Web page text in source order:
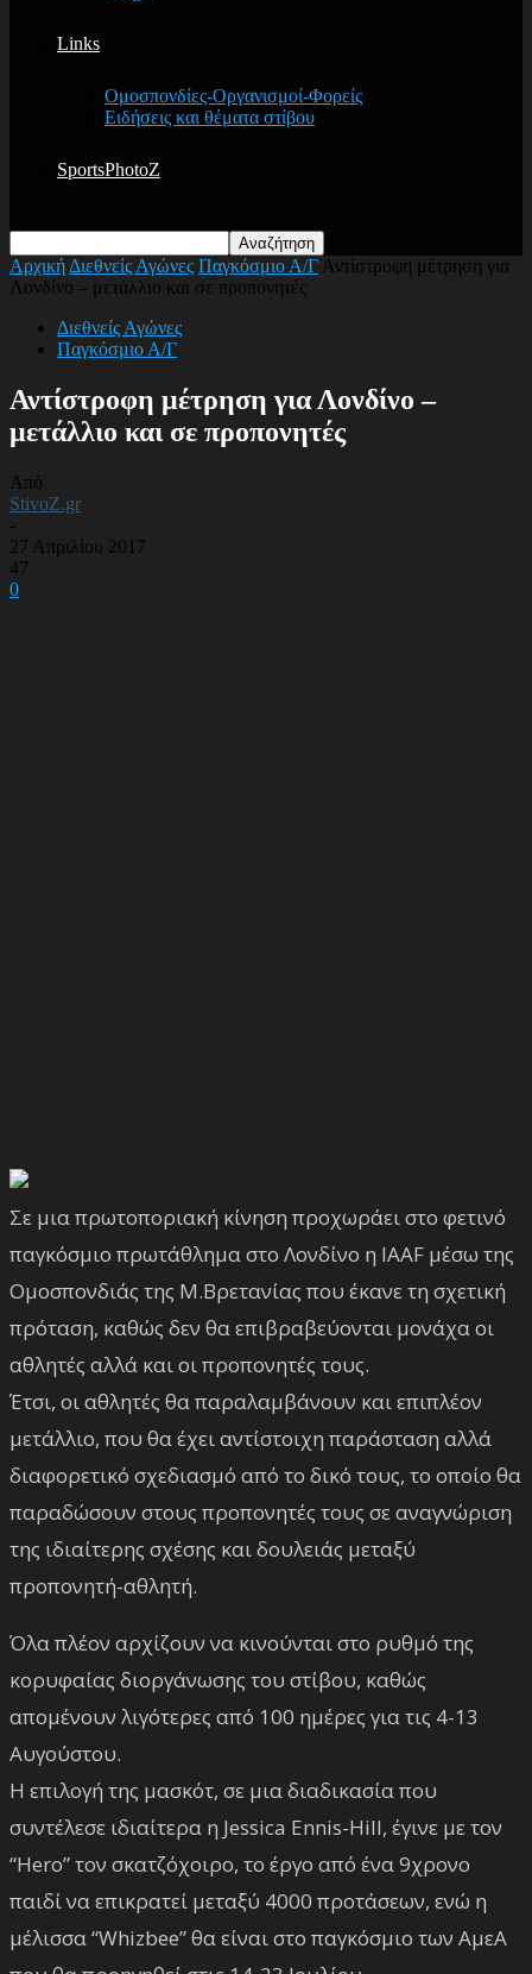
Links
Ομοσπονδίες-Οργανισμοί-Φορείς
Ειδήσεις και θέματα στίβου
SportsPhotoZ
Αρχική Διεθνείς Αγώνες Παγκόσμιο Α/Γ Αντίστροφη μέτρηση για
Λονδίνο – μετάλλιο και σε προπονητές
Διεθνείς Αγώνες
Παγκόσμιο Α/Γ
Αντίστροφη μέτρηση για Λονδίνο –
μετάλλιο και σε προπονητές
Από
StivoZ.gr
-
27 Απριλίου 2017
47
0
Σε μια πρωτοποριακή κίνηση προχωράει στο φετινό
παγκόσμιο πρωτάθλημα στο Λονδίνο η IAAF μέσω της
Ομοσπονδιάς της Μ.Βρετανίας που έκανε τη σχετική
πρόταση, καθώς δεν θα επιβραβεύονται μονάχα οι
αθλητές αλλά και οι προπονητές τους.
Έτσι, οι αθλητές θα παραλαμβάνουν και επιπλέον
μετάλλιο, που θα έχει αντίστοιχη παράσταση αλλά
διαφορετικό σχεδιασμό από το δικό τους, το οποίο θα
παραδώσουν στους προπονητές τους σε αναγνώριση
της ιδιαίτερης σχέσης και δουλειάς μεταξύ
προπονητή-αθλητή.
Όλα πλέον αρχίζουν να κινούνται στο ρυθμό της
κορυφαίας διοργάνωσης του στίβου, καθώς
απομένουν λιγότερες από 100 ημέρες για τις 4-13
Αυγούστου.
Η επιλογή της μασκότ, σε μια διαδικασία που
συντέλεσε ιδιαίτερα η Jessica Ennis-Hill, έγινε με τον
“Hero” τον σκατζόχοιρο, το έργο από ένα 9χρονο
παιδί να επικρατεί μεταξύ 4000 προτάσεων, ενώ η
μέλισσα “Whizbee” θα είναι στο παγκόσμιο των ΑμεΑ